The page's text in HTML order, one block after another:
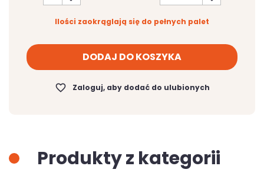
Ilości zaokrąglają się do pełnych palet
DODAJ DO KOSZYKA
favorite_border Zaloguj, aby dodać do ulubionych
Produkty z kategorii